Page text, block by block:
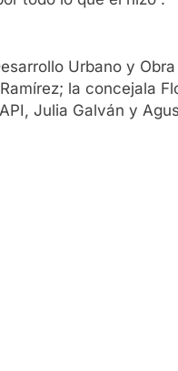
Urbano y
la concejala
Julia Galván y